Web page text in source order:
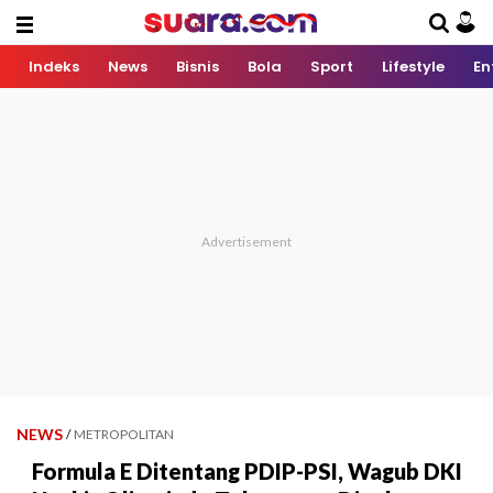
Indeks News Bisnis Bola Sport Lifestyle
NEWS / METROPOLITAN
Formula E Ditentang PDIP-PSI, Wagub DKI